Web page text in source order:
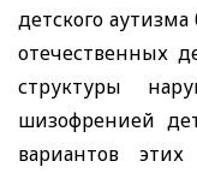
детского
отечественных
структуры
шизофренией
вариантов